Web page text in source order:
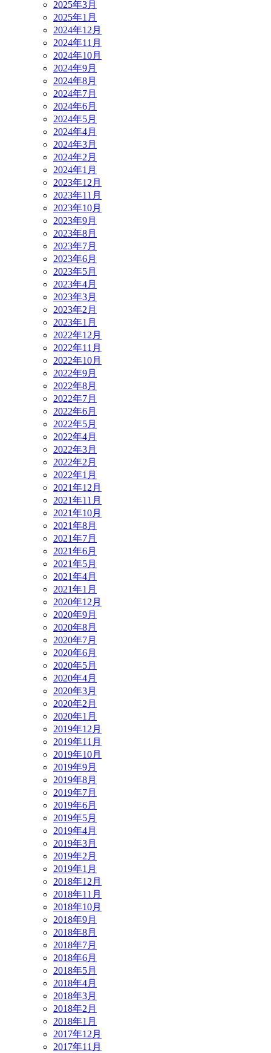
2025年3月
2025年1月
2024年12月
2024年11月
2024年10月
2024年9月
2024年8月
2024年7月
2024年6月
2024年5月
2024年4月
2024年3月
2024年2月
2024年1月
2023年12月
2023年11月
2023年10月
2023年9月
2023年8月
2023年7月
2023年6月
2023年5月
2023年4月
2023年3月
2023年2月
2023年1月
2022年12月
2022年11月
2022年10月
2022年9月
2022年8月
2022年7月
2022年6月
2022年5月
2022年4月
2022年3月
2022年2月
2022年1月
2021年12月
2021年11月
2021年10月
2021年8月
2021年7月
2021年6月
2021年5月
2021年4月
2021年1月
2020年12月
2020年9月
2020年8月
2020年7月
2020年6月
2020年5月
2020年4月
2020年3月
2020年2月
2020年1月
2019年12月
2019年11月
2019年10月
2019年9月
2019年8月
2019年7月
2019年6月
2019年5月
2019年4月
2019年3月
2019年2月
2019年1月
2018年12月
2018年11月
2018年10月
2018年9月
2018年8月
2018年7月
2018年6月
2018年5月
2018年4月
2018年3月
2018年2月
2018年1月
2017年12月
2017年11月